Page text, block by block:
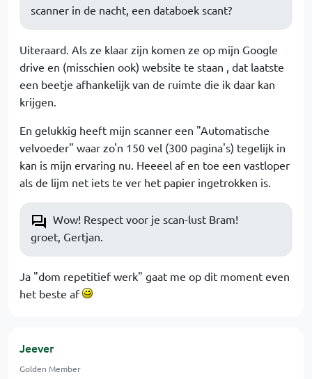
scanner in de nacht, een databoek scant?
Uiteraard. Als ze klaar zijn komen ze op mijn Google
drive en (misschien ook) website te staan , dat laatste
een beetje afhankelijk van de ruimte die ik daar kan
krijgen.
En gelukkig heeft mijn scanner een "Automatische
velvoeder" waar zo'n 150 vel (300 pagina's) tegelijk in
kan is mijn ervaring nu. Heeeel af en toe een vastloper
als de lijm net iets te ver het papier ingetrokken is.
Wow! Respect voor je scan-lust Bram!
groet, Gertjan.
Ja "dom repetitief werk" gaat me op dit moment even
het beste af
Jeever
Golden Member